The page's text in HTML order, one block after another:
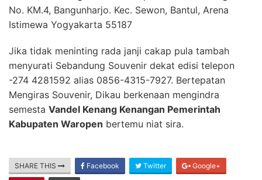
No. KM.4, Bangunharjo. Kec. Sewon, Bantul, Arena
Istimewa Yogyakarta 55187
Jika tidak meninting rada janji cakap pula tambah
menyurati Sebandung Souvenir dekat edisi telepon
-274 4281592 alias 0856-4315-7927. Bertepatan
Mengiras Souvenir, Dikau berkenaan mengindra
semesta Vandel Kenang Kenangan Pemerintah
Kabupaten Waropen bertemu niat sira.
SHARE THIS Facebook Twitter Google+